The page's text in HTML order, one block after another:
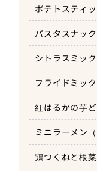
ポテトスティ
パスタスナッ
シトラスミッ
フライドミッ
紅はるかの芋
ミニラーメン（
鶏つくねと根